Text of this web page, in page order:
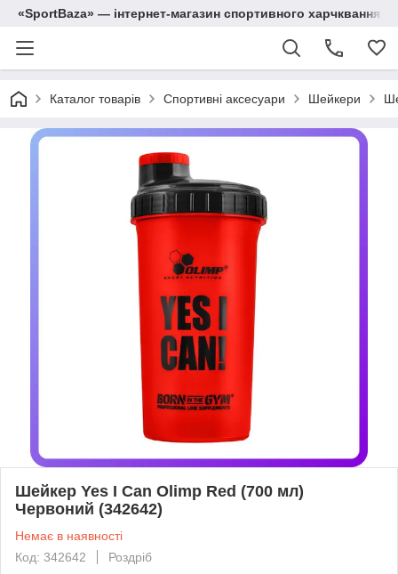
«SportBaza» — інтернет-магазин спортивного харчквання
Каталог товарів Спортивні аксесуари Шейкери
Шейкер Yes I Can Olimp Red (700 мл)
Червоний (342642)
Немає в наявності
Код: 342642
Роздріб